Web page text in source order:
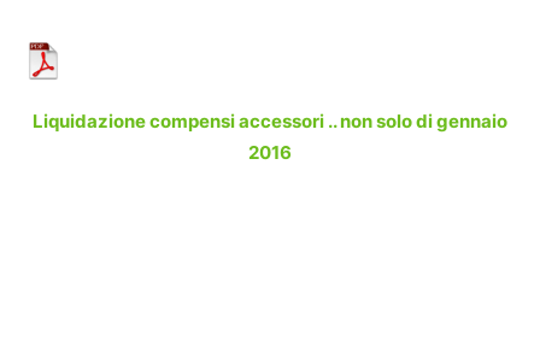
Liquidazione compensi accessori .. non solo di gennaio
2016